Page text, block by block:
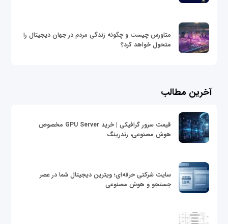
متاورس چیست و چگونه زندگی مردم در جهان دیجیتال را
متحول خواهد کرد؟
آخرین مطالب
قیمت سرور گرافیکی | خرید GPU Server مخصوص
هوش مصنوعی، رندرینگ
سایت شرکتی حرفه‌ای؛ ویترین دیجیتال شما در عصر
جستجو و هوش مصنوعی